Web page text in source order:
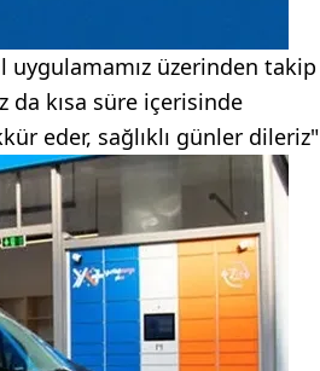
üzerinden takip
da kısa süre içerisinde
eder, sağlıklı günler dileriz"